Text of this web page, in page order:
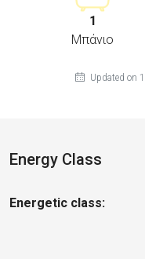
1
Μπάνιο
Updated on
Energy Class
Energetic class: